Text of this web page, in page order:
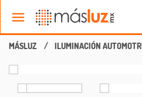
ILUMINACIÓN